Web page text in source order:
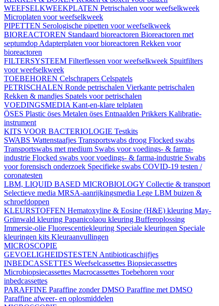
WEEFSELKWEEKPLATEN Petrischalen voor weefselkweek
Microplaten voor weefselkweek
PIPETTEN Serologische pipetten voor weefselkweek
BIOREACTOREN Standaard bioreactoren Bioreactoren met
septumdop Adapterplaten voor bioreactoren Rekken voor
bioreactoren
FILTERSYSTEEM Filterflessen voor weefselkweek Spuitfilters
voor weefselkweek
TOEBEHOREN Celschrapers Celspatels
PETRISCHALEN Ronde petrischalen Vierkante petrischalen
Rekken & mandjes Spatels voor petrischalen
VOEDINGSMEDIA Kant-en-klare telplaten
ÖSES Plastic öses Metalen öses Entnaalden Prikkers Kalibratie-
instrument
KITS VOOR BACTERIOLOGIE Testkits
SWABS Wattenstaafjes Transportswabs droog Flocked swabs
Transportswabs met medium Swabs voor voedings- & farma-
industrie Flocked swabs voor voedings- & farma-industrie Swabs
voor forensisch onderzoek Specifieke swabs COVID-19 testen /
coronatesten
LBM, LIQUID BASED MICROBIOLOGY Collectie & transport
Selectieve media MRSA-aanrijkingsmedia Lege LBM buizen &
schroefdoppen
KLEURSTOFFEN Hematoxyline & Eosine (H&E) kleuring May-
Grünwald kleuring Papanicolaou kleuring Bufferoplossing
Immersie-olie Fluorescentiekleuring Speciale kleuringen Speciale
kleuringen kits Kleuraanvullingen
MICROSCOPIE
GEVOELIGHEIDSTESTEN Antibioticaschijfjes
INBEDCASSETTES Weefselcassettes Biopsiecassettes
Microbiopsiecassettes Macrocassettes Toebehoren voor
inbedcassettes
PARAFFINE Paraffine zonder DMSO Paraffine met DMSO
Paraffine afweer- en oplosmiddelen